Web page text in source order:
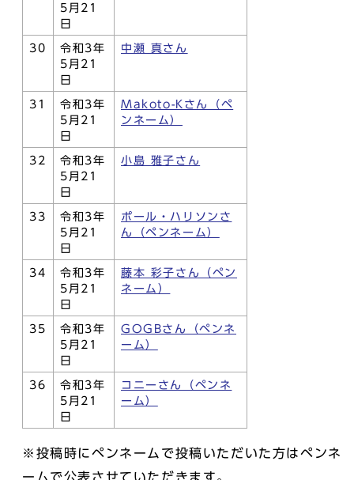
5月21
日
30
令和3年
5月21
日
中瀬 真さん
31
令和3年
5月21
日
Makoto-Kさん（ペ
ンネーム）
32
令和3年
5月21
日
小島 雅子さん
33
令和3年
5月21
日
ポール・ハリソンさ
ん（ペンネーム）
34
令和3年
5月21
日
藤本 彩子さん（ペン
ネーム）
35
令和3年
5月21
日
GOGBさん（ペンネ
ーム）
36
令和3年
5月21
日
コニーさん（ペンネ
ーム）
※投稿時にペンネームで投稿いただいた方はペンネ
ームで公表させていただきます。